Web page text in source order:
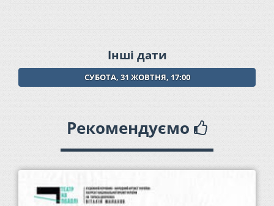
Інші дати
СУБОТА, 31 ЖОВТНЯ, 17:00
Рекомендуємо